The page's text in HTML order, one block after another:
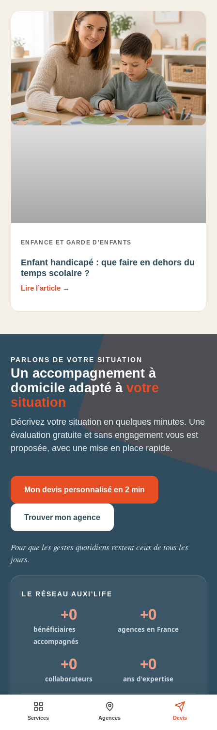
Services Agences Devis
ENFANCE ET GARDE D’ENFANTS
Enfant handicapé : que faire en dehors du
temps scolaire ?
Lire l’article →
PARLONS DE VOTRE SITUATION
Un accompagnement à
domicile adapté à votre
situation
Décrivez votre situation en quelques minutes. Une
évaluation gratuite et sans engagement vous est
proposée, avec une mise en place rapide.
Mon devis personnalisé en 2 min
Trouver mon agence
Pour que les gestes quotidiens restent ceux de tous les
jours.
LE RÉSEAU AUXI'LIFE
bénéficiaires
accompagnés
+0
agences en France
+0
collaborateurs
+0
ans d'expertise
+0
Un réseau national, présent au plus près de chez vous
dans 11 régions.